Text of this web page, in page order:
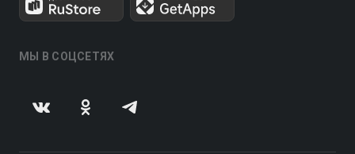
МЫ В СОЦСЕТЯХ